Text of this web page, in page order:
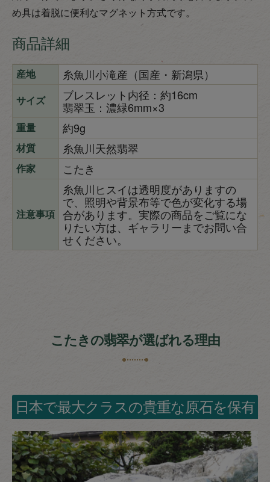
め具は着脱に便利なマグネット方式です。
商品詳細
産地 糸魚川小滝産（国産・新潟県）
サイズ
ブレスレット内径：約16cm
翡翠玉：濃緑6mm×3
重量 約9g
材質 糸魚川天然翡翠
作家 こたき
注意事項
糸魚川ヒスイは透明度がありますの
で、照明や背景布等で色が変化する場
合があります。実際の商品をご覧にな
りたい方は、ギャラリーまでお問い合
せください。
こたきの翡翠が選ばれる理由
日本で最大クラスの貴重な原石を保有